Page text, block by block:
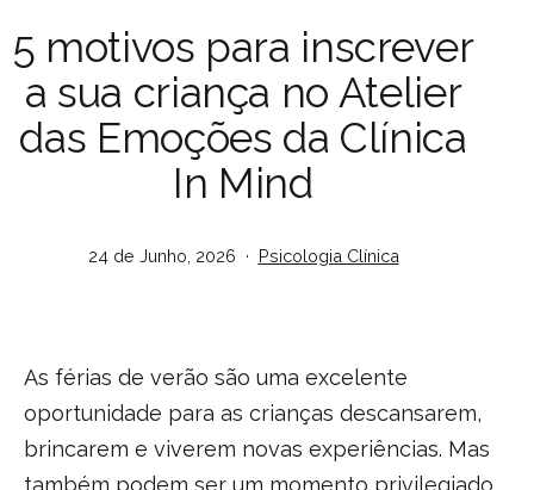
5 motivos para inscrever
a sua criança no Atelier
das Emoções da Clínica
In Mind
Publicado
24 de Junho, 2026
Categorizado
Psicologia Clínica
As férias de verão são uma excelente
oportunidade para as crianças descansarem,
brincarem e viverem novas experiências. Mas
também podem ser um momento privilegiado